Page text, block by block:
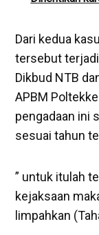
Dari kedua
tersebut
Dikbud NTB
APBM
pengadaan ini
sesuai tahun
” untuk itulah
kejaksaan
limpahkan